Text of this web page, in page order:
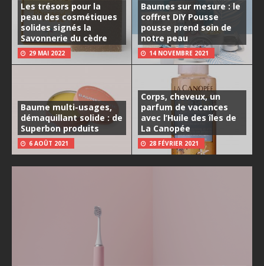
Les trésors pour la
peau des cosmétiques
solides signés la
Savonnerie du cèdre
29 MAI 2022
Baumes sur mesure : le
coffret DIY Pousse
pousse prend soin de
notre peau
14 NOVEMBRE 2021
Baume multi-usages,
démaquillant solide : de
Superbon produits
6 AOÛT 2021
Corps, cheveux, un
parfum de vacances
avec l’Huile des îles de
La Canopée
28 FÉVRIER 2021